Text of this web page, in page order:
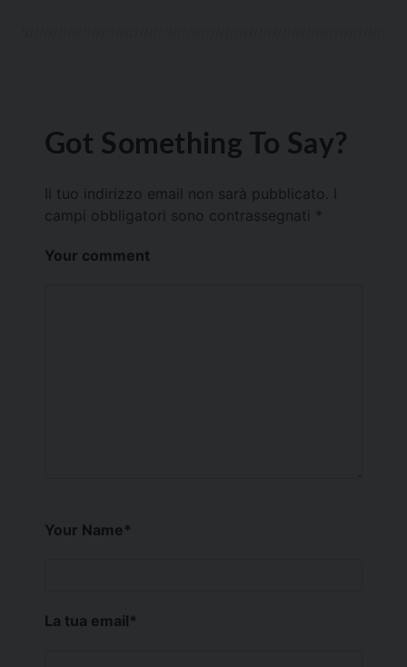
Got Something To Say?
Il tuo indirizzo email non sarà pubblicato.
campi obbligatori sono contrassegnati *
Your comment
Your Name*
La tua email*